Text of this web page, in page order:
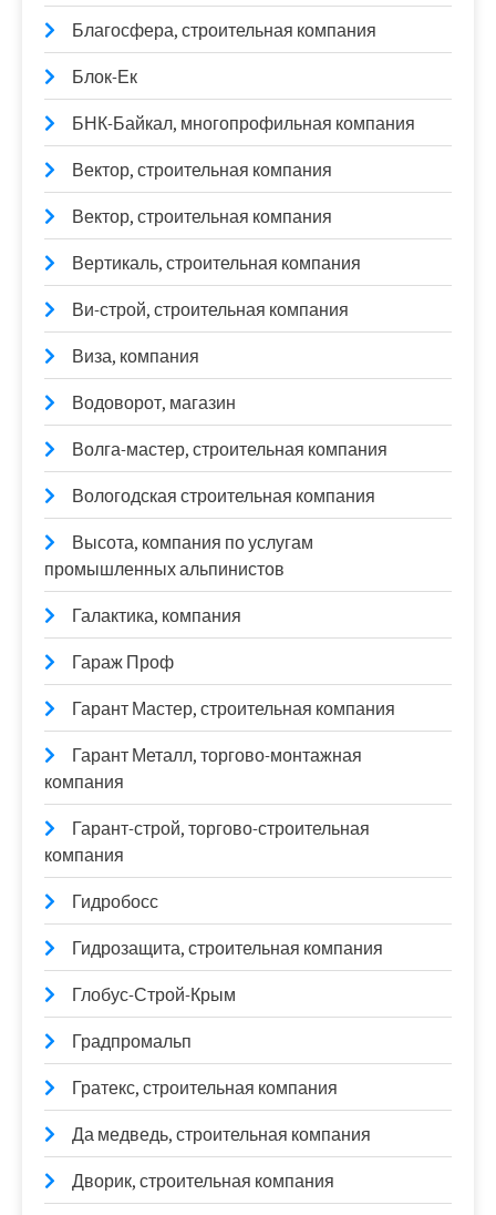
Благосфера, строительная компания
Блок-Ек
БНК-Байкал, многопрофильная компания
Вектор, строительная компания
Вектор, строительная компания
Вертикаль, строительная компания
Ви-строй, строительная компания
Виза, компания
Водоворот, магазин
Волга-мастер, строительная компания
Вологодская строительная компания
Высота, компания по услугам
промышленных альпинистов
Галактика, компания
Гараж Проф
Гарант Мастер, строительная компания
Гарант Металл, торгово-монтажная
компания
Гарант-строй, торгово-строительная
компания
Гидробосс
Гидрозащита, строительная компания
Глобус-Строй-Крым
Градпромальп
Гратекс, строительная компания
Да медведь, строительная компания
Дворик, строительная компания